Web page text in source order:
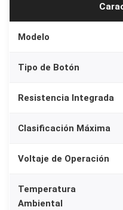
c
i
K
-
0
p
Modelo
Tipo de Botón
Resistencia Integrada
Clasificación Máxima
Voltaje de Operación
Temperatura
Ambiental